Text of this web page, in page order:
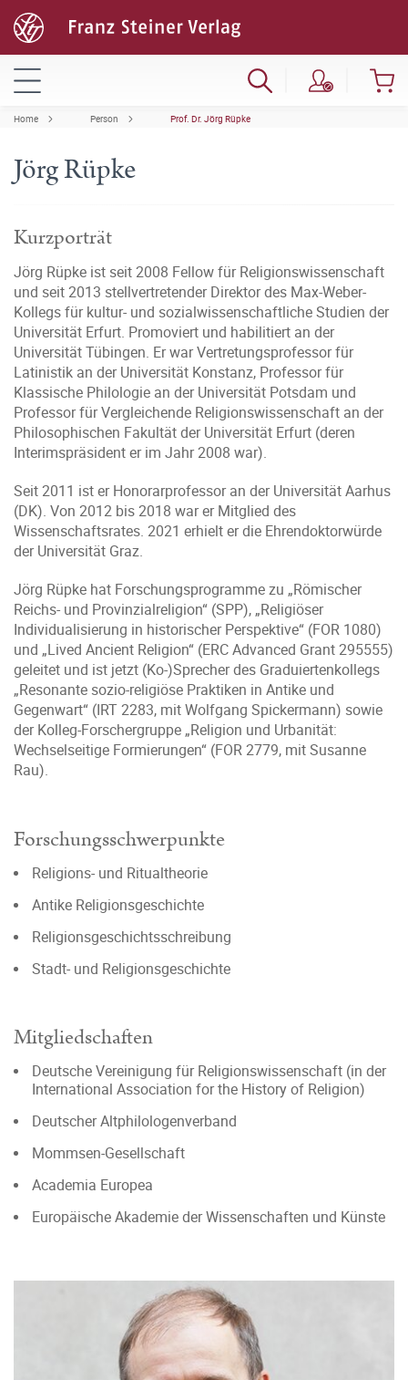
Home Person Prof. Dr. Jörg Rüpke
Jörg Rüpke
Kurzporträt
Jörg Rüpke ist seit 2008 Fellow für Religionswissenschaft
und seit 2013 stellvertretender Direktor des Max-Weber-
Kollegs für kultur- und sozialwissenschaftliche Studien der
Universität Erfurt. Promoviert und habilitiert an der
Universität Tübingen. Er war Vertretungsprofessor für
Latinistik an der Universität Konstanz, Professor für
Klassische Philologie an der Universität Potsdam und
Professor für Vergleichende Religionswissenschaft an der
Philosophischen Fakultät der Universität Erfurt (deren
Interimspräsident er im Jahr 2008 war).
Seit 2011 ist er Honorarprofessor an der Universität Aarhus
(DK). Von 2012 bis 2018 war er Mitglied des
Wissenschaftsrates. 2021 erhielt er die Ehrendoktorwürde
der Universität Graz.
Jörg Rüpke hat Forschungsprogramme zu „Römischer
Reichs- und Provinzialreligion“ (SPP), „Religiöser
Individualisierung in historischer Perspektive“ (FOR 1080)
und „Lived Ancient Religion“ (ERC Advanced Grant 295555)
geleitet und ist jetzt (Ko-)Sprecher des Graduiertenkollegs
„Resonante sozio-religiöse Praktiken in Antike und
Gegenwart“ (IRT 2283, mit Wolfgang Spickermann) sowie
der Kolleg-Forschergruppe „Religion und Urbanität:
Wechselseitige Formierungen“ (FOR 2779, mit Susanne
Rau).
Forschungsschwerpunkte
Religions- und Ritualtheorie
Antike Religionsgeschichte
Religionsgeschichtsschreibung
Stadt- und Religionsgeschichte
Mitgliedschaften
Deutsche Vereinigung für Religionswissenschaft (in der
International Association for the History of Religion)
Deutscher Altphilologenverband
Mommsen-Gesellschaft
Academia Europea
Europäische Akademie der Wissenschaften und Künste